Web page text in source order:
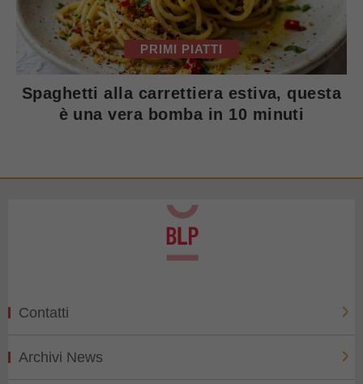
PRIMI PIATTI
Spaghetti alla carrettiera estiva, questa
è una vera bomba in 10 minuti
Contatti
Archivi News